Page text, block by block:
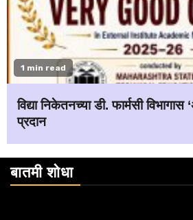
1 min read
विद्या निकेतनच्या डी. फार्मसी विभागास
प्रदान
बातमी शोधा